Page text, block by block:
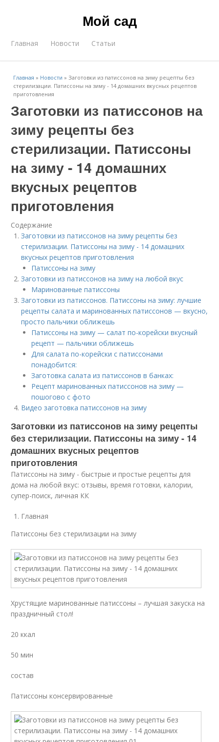
Мой сад
Главная Новости Статьи
Главная » Новости »Заготовки из патиссонов на зиму рецепты без
стерилизации. Патиссоны на зиму - 14 домашних вкусных рецептов
приготовления
Заготовки из патиссонов на
зиму рецепты без
стерилизации. Патиссоны
на зиму - 14 домашних
вкусных рецептов
приготовления
Содержание
Заготовки из патиссонов на зиму рецепты без
стерилизации. Патиссоны на зиму - 14 домашних
вкусных рецептов приготовления
Патиссоны на зиму
Заготовки из патиссонов на зиму на любой вкус
Маринованные патиссоны
Заготовки из патиссонов. Патиссоны на зиму: лучшие
рецепты салата и маринованных патиссонов — вкусно,
просто пальчики оближешь
Патиссоны на зиму — салат по-корейски вкусный
рецепт — пальчики оближешь
Для салата по-корейски с патиссонами
понадобится:
Заготовка салата из патиссонов в банках:
Рецепт маринованных патиссонов на зиму —
пошогово с фото
Видео заготовка патиссонов на зиму
Заготовки из патиссонов на зиму рецепты
без стерилизации. Патиссоны на зиму - 14
домашних вкусных рецептов
приготовления
Патиссоны на зиму - быстрые и простые рецепты для
дома на любой вкус: отзывы, время готовки, калории,
супер-поиск, личная КК
Главная
Патиссоны без стерилизации на зиму
Хрустящие маринованные патиссоны – лучшая закуска на
праздничный стол!
20 ккал
50 мин
состав
Патиссоны консервированные